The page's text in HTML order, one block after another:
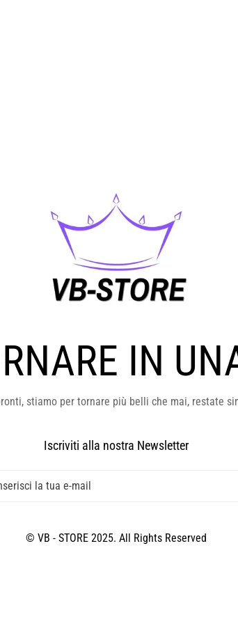
IN
stiamo per tornare più belli che mai, restate
Iscriviti alla nostra Newsletter
© VB - STORE 2025. All Rights Reserved